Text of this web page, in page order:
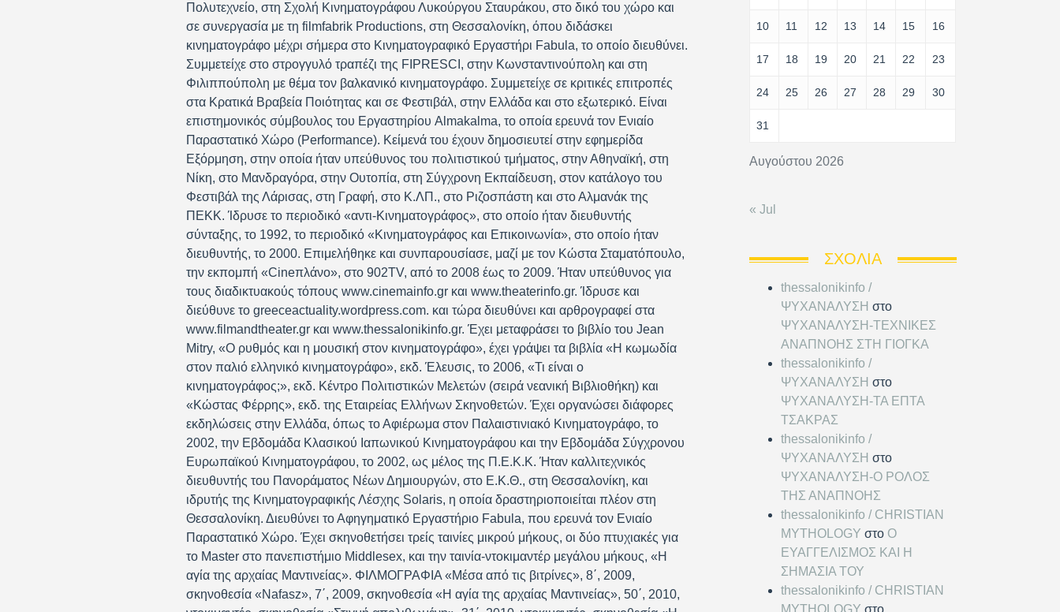
Πολυτεχνείο, στη Σχολή Κινηματογράφου Λυκούργου Σταυράκου, στο δικό του χώρο και
σε συνεργασία με τη filmfabrik Productions, στη Θεσσαλονίκη, όπου διδάσκει
κινηματογράφο μέχρι σήμερα στο Κινηματογραφικό Εργαστήρι Fabula, το οποίο διευθύνει.
Συμμετείχε στο στρογγυλό τραπέζι της FIPRESCI, στην Κωνσταντινούπολη και στη
Φιλιππούπολη με θέμα τον βαλκανικό κινηματογράφο. Συμμετείχε σε κριτικές επιτροπές
στα Κρατικά Βραβεία Ποιότητας και σε Φεστιβάλ, στην Ελλάδα και στο εξωτερικό. Είναι
επιστημονικός σύμβουλος του Εργαστηρίου Almakalma, το οποία ερευνά τον Ενιαίο
Παραστατικό Χώρο (Performance). Κείμενά του έχουν δημοσιευτεί στην εφημερίδα
Εξόρμηση, στην οποία ήταν υπεύθυνος του πολιτιστικού τμήματος, στην Αθηναϊκή, στη
Νίκη, στο Μανδραγόρα, στην Ουτοπία, στη Σύγχρονη Εκπαίδευση, στον κατάλογο του
Φεστιβάλ της Λάρισας, στη Γραφή, στο Κ.ΛΠ., στο Ριζοσπάστη και στο Αλμανάκ της
ΠΕΚΚ. Ίδρυσε το περιοδικό «αντι-Κινηματογράφος», στο οποίο ήταν διευθυντής
σύνταξης, το 1992, το περιοδικό «Κινηματογράφος και Επικοινωνία», στο οποίο ήταν
διευθυντής, το 2000. Επιμελήθηκε και συνπαρουσίασε, μαζί με τον Κώστα Σταματόπουλο,
την εκπομπή «Cineπλάνο», στο 902TV, από το 2008 έως το 2009. Ήταν υπεύθυνος για
τους διαδικτυακούς τόπους www.cinemainfo.gr και www.theaterinfo.gr. Ίδρυσε και
διεύθυνε το greeceactuality.wordpress.com. και τώρα διευθύνει και αρθρογραφεί στα
www.filmandtheater.gr και www.thessalonikinfo.gr. Έχει μεταφράσει το βιβλίο του Jean
Mitry, «Ο ρυθμός και η μουσική στον κινηματογράφο», έχει γράψει τα βιβλία «Η κωμωδία
στον παλιό ελληνικό κινηματογράφο», εκδ. Έλευσις, το 2006, «Τι είναι ο
κινηματογράφος;», εκδ. Κέντρο Πολιτιστικών Μελετών (σειρά νεανική Βιβλιοθήκη) και
«Κώστας Φέρρης», εκδ. της Εταιρείας Ελλήνων Σκηνοθετών. Έχει οργανώσει διάφορες
εκδηλώσεις στην Ελλάδα, όπως το Αφιέρωμα στον Παλαιστινιακό Κινηματογράφο, το
2002, την Εβδομάδα Κλασικού Ιαπωνικού Κινηματογράφου και την Εβδομάδα Σύγχρονου
Ευρωπαϊκού Κινηματογράφου, το 2002, ως μέλος της Π.Ε.Κ.Κ. Ήταν καλλιτεχνικός
διευθυντής του Πανοράματος Νέων Δημιουργών, στο Ε.Κ.Θ., στη Θεσσαλονίκη, και
ιδρυτής της Κινηματογραφικής Λέσχης Solaris, η οποία δραστηριοποιείται πλέον στη
Θεσσαλονίκη. Διευθύνει το Αφηγηματικό Εργαστήριο Fabula, που ερευνά τον Ενιαίο
Παραστατικό Χώρο. Έχει σκηνοθετήσει τρείς ταινίες μικρού μήκους, οι δύο πτυχιακές για
το Master στο πανεπιστήμιο Middlesex, και την ταινία-ντοκιμαντέρ μεγάλου μήκους, «Η
αγία της αρχαίας Μαντινείας». ΦΙΛΜΟΓΡΑΦΙΑ «Μέσα από τις βιτρίνες», 8΄, 2009,
σκηνοθεσία «Nafasz», 7΄, 2009, σκηνοθεσία «Η αγία της αρχαίας Μαντινείας», 50΄, 2010,
Αυγούστου 2026
10 11 12 13 14 15 16
17 18 19 20 21 22 23
24 25 26 27 28 29 30
31
« Jul
ΣΧΌΛΙΑ
thessalonikinfo /
ΨΥΧΑΝΑΛΥΣΗ στο
ΨΥΧΑΝΑΛΥΣΗ-ΤΕΧΝΙΚΕΣ
ΑΝΑΠΝΟΗΣ ΣΤΗ ΓΙΟΓΚΑ
thessalonikinfo /
ΨΥΧΑΝΑΛΥΣΗ στο
ΨΥΧΑΝΑΛΥΣΗ-ΤΑ ΕΠΤΑ
ΤΣΑΚΡΑΣ
thessalonikinfo /
ΨΥΧΑΝΑΛΥΣΗ στο
ΨΥΧΑΝΑΛΥΣΗ-Ο ΡΟΛΟΣ
ΤΗΣ ΑΝΑΠΝΟΗΣ
thessalonikinfo / CHRISTIAN
MYTHOLOGY στο Ο
ΕΥΑΓΓΕΛΙΣΜΟΣ ΚΑΙ Η
ΣΗΜΑΣΙΑ ΤΟΥ
thessalonikinfo / CHRISTIAN
MYTHOLOGY στο